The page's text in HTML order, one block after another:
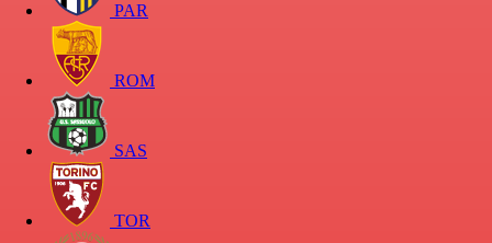
PAR
ROM
SAS
TOR